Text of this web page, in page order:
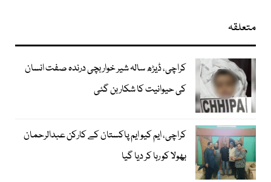
متعلقہ
کراچی، ڈیڑھ سالہ شیر خوار بچی درندہ صفت انسان
کی حیوانیت کا شکار بن گئی
کراچی، ایم کیو ایم پاکستان کے کارکن عبدالرحمان
بھولا کو رہا کر دیا گیا